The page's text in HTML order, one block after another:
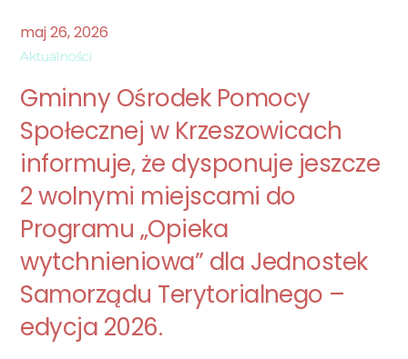
maj26,2026
Aktualności
Gminny Ośrodek Pomocy
Społecznej w Krzeszowicach
informuje, że dysponuje jeszcze
2 wolnymi miejscami do
Programu „Opieka
wytchnieniowa” dla Jednostek
Samorządu Terytorialnego –
edycja 2026.